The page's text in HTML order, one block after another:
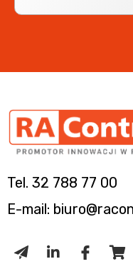
Tel. 32 788 77 00
E-mail: